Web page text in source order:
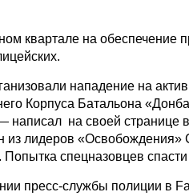
квартале на обеспечение
нападение на
Корпуса Батальона
написал на своей странице
из лидеров
спецназовцев
пресс-службы полиции в